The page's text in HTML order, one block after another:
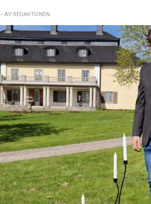
– AV REDAKTIONEN